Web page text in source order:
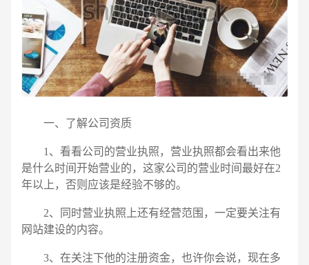
一、了解公司资质
1、看看公司的营业执照，营业执照都会看出来他
是什么时间开始营业的，这家公司的营业时间最好在2
年以上，否则应该是经验不够的。
2、同时营业执照上还有经营范围，一定要关注有
网站建设的内容。
3、在关注下他的注册资金，也许你会说，现在多
请输入您的公司名称 名字